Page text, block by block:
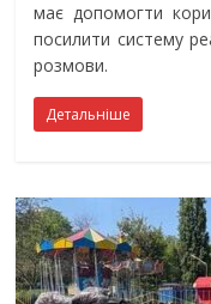
має допомогти
посилити систему
розмови.
Детальніше